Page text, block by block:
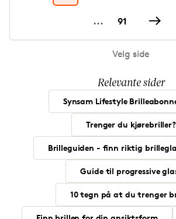
... 91
Velg side
Relevante sider
Synsam Lifestyle
Trenger du kjørebriller?
Brilleguiden - finn riktig
Guide til progressive
10 tegn på at du trenger